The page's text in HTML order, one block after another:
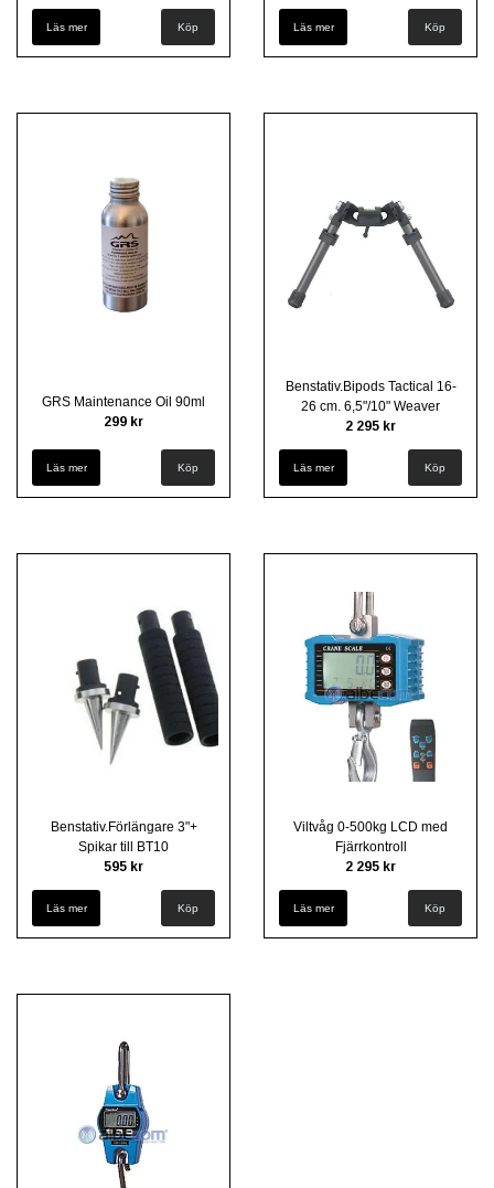
Läs mer Läs mer
GRS Maintenance Oil 90ml
299 kr
Läs mer
Benstativ.Bipods Tactical 16-
26 cm. 6,5"/10" Weaver
2 295 kr
Läs mer
Benstativ.Förlängare 3"+
Spikar till BT10
595 kr
Läs mer
Viltvåg 0-500kg LCD med
Fjärrkontroll
2 295 kr
Läs mer